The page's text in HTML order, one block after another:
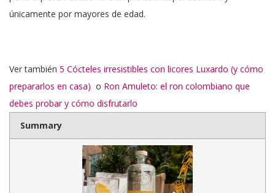
únicamente por mayores de edad.
Ver también 5 Cócteles irresistibles con licores Luxardo (y cómo
prepararlos en casa) o Ron Amuleto: el ron colombiano que
debes probar y cómo disfrutarlo
Summary